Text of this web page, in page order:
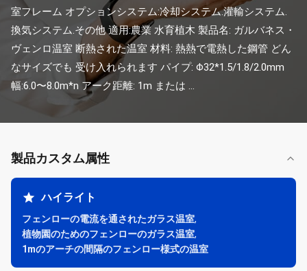
室フレーム オプションシステム:冷却システム.灌輸システム.
換気システム.その他 適用:農業 水育植木 製品名: ガルバネス・
ヴェンロ温室 断熱された温室 材料: 熱熱で電熱した鋼管 どん
なサイズでも 受け入れられます パイプ: Φ32*1.5/1.8/2.0mm
幅:6.0〜8.0m*n アーク距離: 1m または ...
製品カスタム属性
ハイライト
フェンローの電流を通されたガラス温室,
植物園のためのフェンローのガラス温室,
1mのアーチの間隔のフェンロー様式の温室